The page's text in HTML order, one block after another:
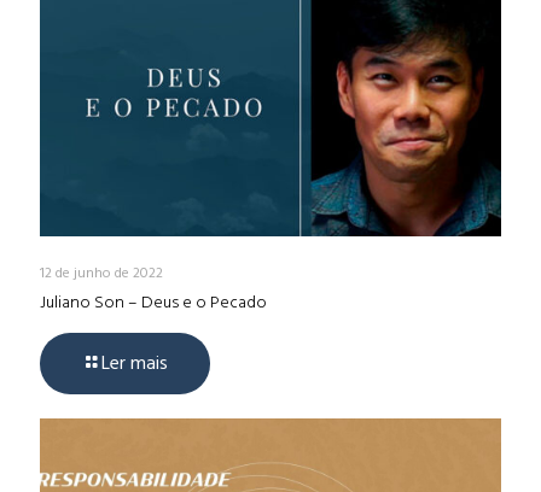
12 de junho de 2022
Juliano Son – Deus e o Pecado
Ler mais